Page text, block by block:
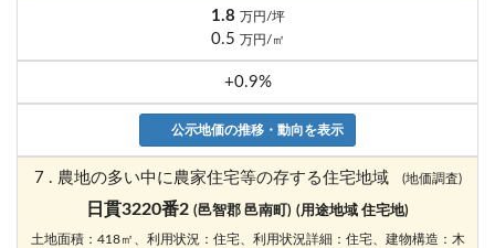
1.8 万円/坪
0.5 万円/㎡
+0.9%
公示地価の推移・動向を表示
7 . 農地の多い中に農家住宅等の存する住宅地域 (地価調査)
日貫3220番2 (邑智郡 邑南町) (用途地域 住宅地)
土地面積：418㎡、利用状況：住宅、利用状況詳細：住宅、建物構造：木